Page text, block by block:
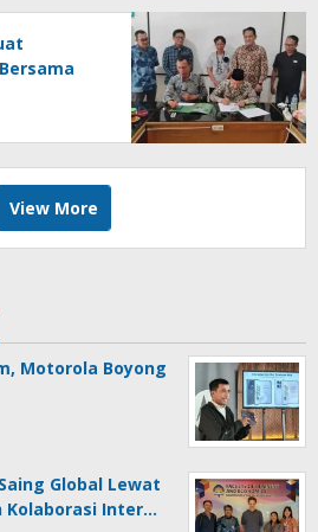
View More
Motorola Boyong
Global Lewat
Kolaborasi Inter…